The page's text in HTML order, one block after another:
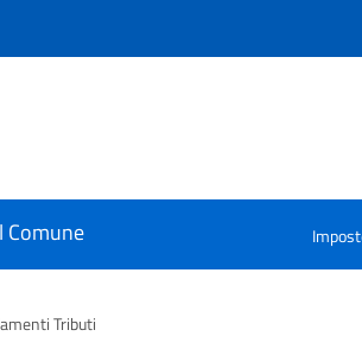
Comune
Tributi